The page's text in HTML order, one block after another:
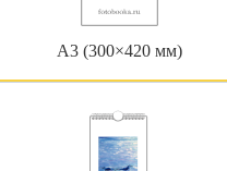
А3 (300×420 мм)